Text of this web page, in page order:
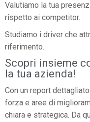
Valutiamo la tua
rispetto ai competitor.
Studiamo i driver che
riferimento.
Scopri insieme
la tua azienda!
Con un report
forza e aree di
chiara e strategica. Da